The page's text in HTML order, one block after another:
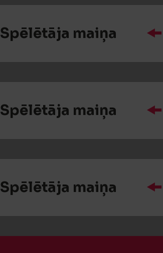
Spēlētāja maiņa
Spēlētāja maiņa
Spēlētāja maiņa